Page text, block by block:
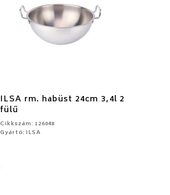
ILSA rm. habüst 24cm 3,4l 2
fülű
Cikkszám: 126048
Gyártó: ILSA